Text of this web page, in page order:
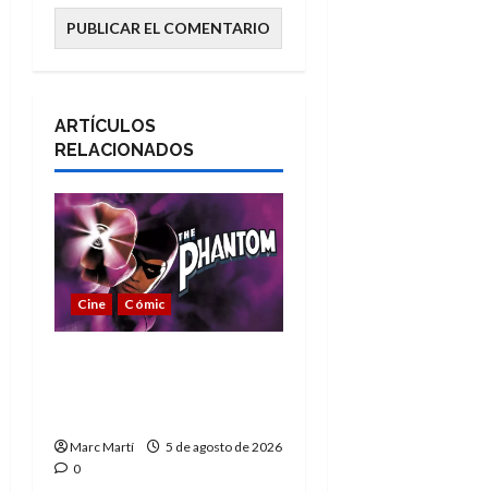
ARTÍCULOS
RELACIONADOS
Cine Cómic
Marc Martí
5 de agosto de 2026
0